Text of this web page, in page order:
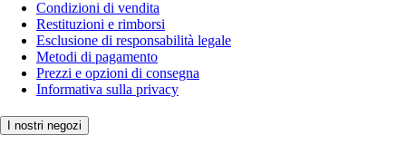
Condizioni di vendita
Restituzioni e rimborsi
Esclusione di responsabilità legale
Metodi di pagamento
Prezzi e opzioni di consegna
Informativa sulla privacy
I nostri negozi